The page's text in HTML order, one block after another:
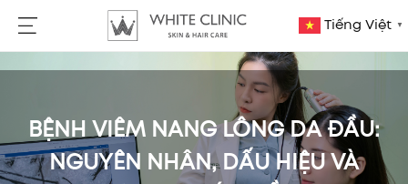
Tiếng Việt ▼
BỆNH VIÊM NANG LÔNG DA ĐẦU:
NGUYÊN NHÂN, DẤU HIỆU VÀ